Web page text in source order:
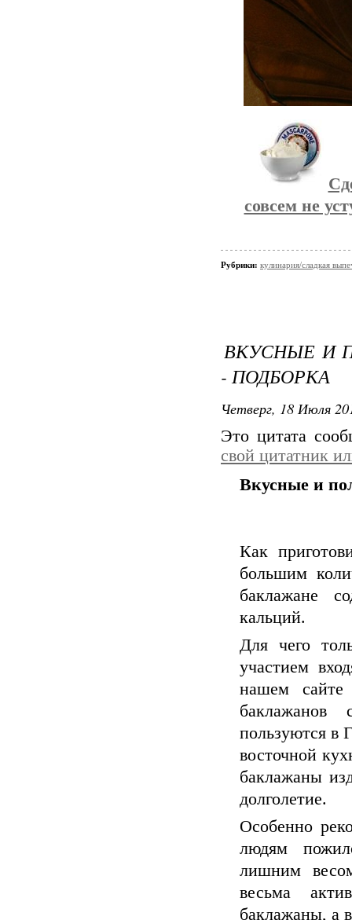
совсем не
Рубрики: кулинария/сладкая
ВКУСНЫЕ И
- ПОДБОРКА
Четверг, 18 Июля
Это цитата
свой цитатник
Вкусные и
Как
большим
баклажане
кальций.
Для чего
участием
нашем
пользуются в
восточной
баклажаны
долголетие.
Особенно
людям
лишним
весьма
баклажаны, а